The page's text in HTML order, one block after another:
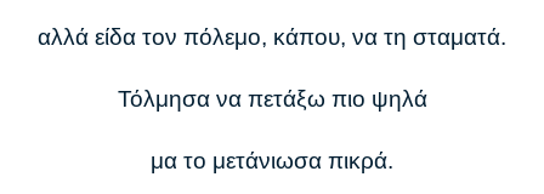
αλλά είδα τον πόλεμο, κάπου, να τη σταματά.
Τόλμησα να πετάξω πιο ψηλά
μα το μετάνιωσα πικρά.